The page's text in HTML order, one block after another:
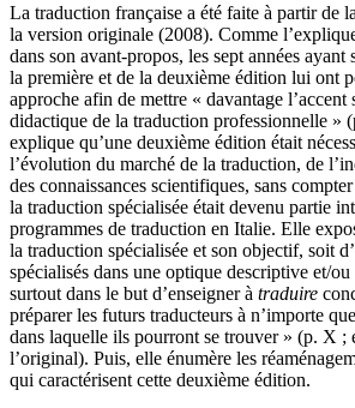
La traduction française a été faite à partir de
la version originale (2008). Comme
dans son avant-propos, les sept années
la première et de la deuxième édition lui ont
approche afin de mettre « davantage l’accent
didactique de la traduction professionnelle »
explique qu’une deuxième édition était
l’évolution du marché de la traduction, de
des connaissances scientifiques, sans
la traduction spécialisée était devenu partie
programmes de traduction en Italie. Elle
la traduction spécialisée et son objectif, soit
spécialisés dans une optique descriptive et/
surtout dans le but d’enseigner à traduire
préparer les futurs traducteurs à n’importe
dans laquelle ils pourront se trouver » (p. X ;
l’original). Puis, elle énumère les
qui caractérisent cette deuxième édition.